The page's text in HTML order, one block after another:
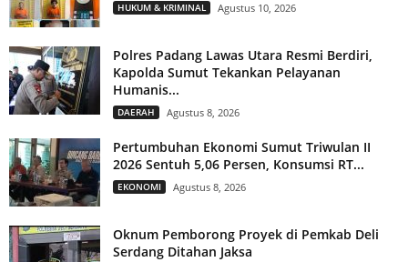
HUKUM & KRIMINAL Agustus 10, 2026
Polres Padang Lawas Utara Resmi Berdiri,
Kapolda Sumut Tekankan Pelayanan
Humanis...
DAERAH Agustus 8, 2026
Pertumbuhan Ekonomi Sumut Triwulan II
2026 Sentuh 5,06 Persen, Konsumsi RT...
EKONOMI Agustus 8, 2026
Oknum Pemborong Proyek di Pemkab Deli
Serdang Ditahan Jaksa